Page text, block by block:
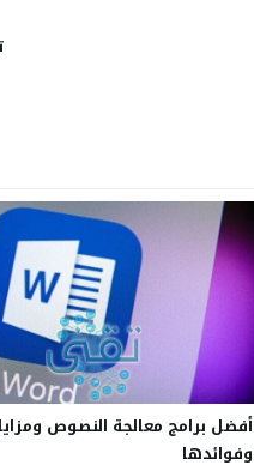
أفضل برامج معالجة النصوص
وفوائدها